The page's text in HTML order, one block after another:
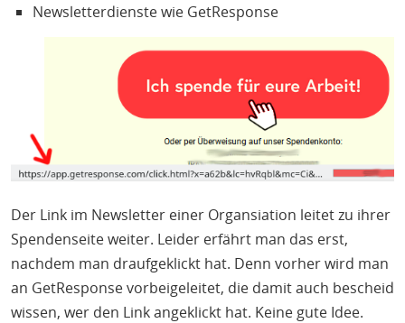
Newsletterdienste wie GetResponse
Der Link im Newsletter einer Organsiation leitet zu ihrer
Spendenseite weiter. Leider erfährt man das erst,
nachdem man draufgeklickt hat. Denn vorher wird man
an GetResponse vorbeigeleitet, die damit auch bescheid
wissen, wer den Link angeklickt hat. Keine gute Idee.